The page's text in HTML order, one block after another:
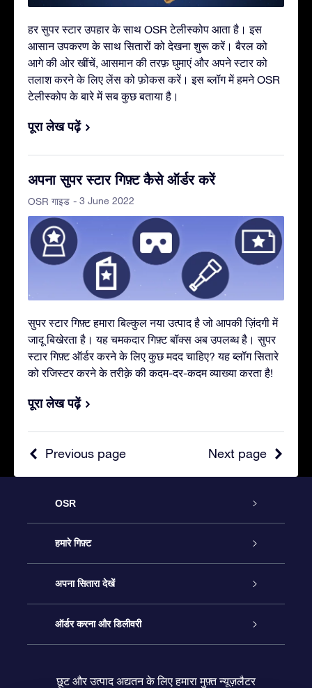
हर सुपर स्टार उपहार के साथ OSR टेलीस्कोप आता है। इस
आसान उपकरण के साथ सितारों को देखना शुरू करें। बैरल को
आगे की ओर खींचें, आसमान की तरफ़ घुमाएं और अपने स्टार को
तलाश करने के लिए लेंस को फ़ोकस करें। इस ब्लॉग में हमने OSR
टेलीस्कोप के बारे में सब कुछ बताया है।
पूरा लेख पढ़ें
अपना सुपर स्टार गिफ़्ट कैसे ऑर्डर करें
OSR गाइड - 3 June 2022
सुपर स्टार गिफ़्ट हमारा बिल्कुल नया उत्पाद है जो आपकी ज़िंदगी में
जादू बिखेरता है। यह चमकदार गिफ़्ट बॉक्स अब उपलब्ध है। सुपर
स्टार गिफ़्ट ऑर्डर करने के लिए कुछ मदद चाहिए? यह ब्लॉग सितारे
को रजिस्टर करने के तरीक़े की कदम-दर-कदम व्याख्या करता है!
पूरा लेख पढ़ें
Next page
Previous page
OSR
ग्राहक सेवा
हमसे संपर्क करें
ब्लॉग
हमारे गिफ़्ट
ऑनलाइन स्टार गिफ़्ट
OSR गिफ़्ट पैक
अपना सितारा देखें
स्टार रजिस्टर
ऑर्डर करना और डिलीवरी
छूट और उत्पाद अद्यतन के लिए हमारा मुफ़्त न्यूज़लैटर